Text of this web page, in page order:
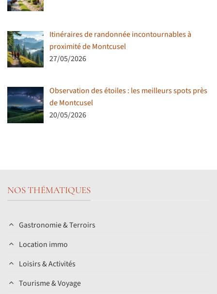
Itinéraires de randonnée incontournables à
proximité de Montcusel
27/05/2026
Observation des étoiles : les meilleurs spots près
de Montcusel
20/05/2026
NOS THÉMATIQUES
Gastronomie & Terroirs
Location immo
Loisirs & Activités
Tourisme & Voyage